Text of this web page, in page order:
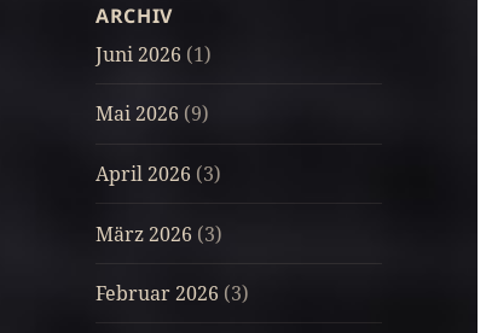
ARCHIV
Juni 2026 (1)
Mai 2026 (9)
April 2026 (3)
März 2026 (3)
Februar 2026 (3)